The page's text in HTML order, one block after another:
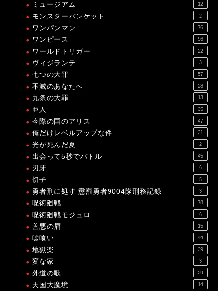
ミュージアム 12
モンスターバンケット 2
ワンパンマン 76
ワンピース 96
ワールドトリガー 22
ヴィジランテ 3
七つの大罪 57
不滅のあなたへ 28
九条の大罪 13
亜人 35
今際の国のアリス 47
俺だけレベルアップな件 31
光が死んだ夏 2
出会って5秒でバトル 45
刃牙 6
切子 5
勇者刑に処す 懲罰勇者9004隊刑務記録 3
呪術廻戦 78
呪術廻戦モジュロ 6
善悪の屑 15
嘘喰い 44
地獄楽 39
変な家 3
外道の歌 29
天国大魔境 14